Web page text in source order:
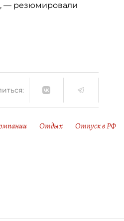
— резюмировали
Отдых Отпуск в РФ